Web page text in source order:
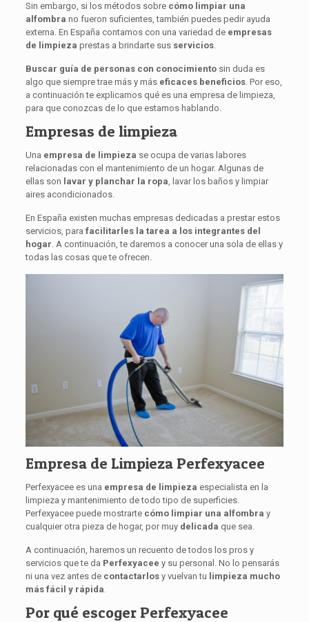
Sin embargo, si los métodos sobre cómo limpiar una
alfombra no fueron suficientes, también puedes pedir ayuda
externa. En España contamos con una variedad de empresas
de limpieza prestas a brindarte sus servicios.
Buscar guía de personas con conocimientosin duda es
algo que siempre trae más y más eficaces beneficios. Por eso,
a continuación te explicamos qué es una empresa de limpieza,
para que conozcas de lo que estamos hablando.
Empresas de limpieza
Una empresa de limpieza se ocupa de varias labores
relacionadas con el mantenimiento de un hogar. Algunas de
ellas son lavar y planchar la ropa, lavar los baños y limpiar
aires acondicionados.
En España existen muchas empresas dedicadas a prestar estos
servicios, para facilitarles la tarea a los integrantes del
hogar. A continuación, te daremos a conocer una sola de ellas y
todas las cosas que te ofrecen.
Empresa de Limpieza Perfexyacee
Perfexyacee es una empresa de limpieza especialista en la
limpieza y mantenimiento de todo tipo de superficies.
Perfexyacee puede mostrarte cómo limpiar una alfombra y
cualquier otra pieza de hogar, por muy delicada que sea.
A continuación, haremos un recuento de todos los pros y
servicios que te da Perfexyacee y su personal. No lo pensarás
ni una vez antes de contactarlosy vuelvan tu limpieza mucho
más fácil y rápida
Por qué escoger Perfexyacee